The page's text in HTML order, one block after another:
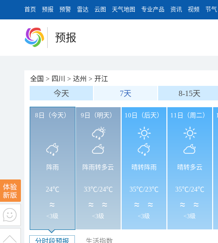
首页 预报 预警 雷达 云图 天气地图 专业产品 资讯 视频 节气
预报
全国 > 四川 > 达州 > 开江
今天 7天 8-15天
8日（今天）
阵雨
24℃
<3级
9日（明天）
阵雨转多云
33℃/24℃
<3级
10日（后天）
晴转阵雨
35℃/23℃
<3级
11日（周二）
晴转多云
35℃/24℃
<3级
分时段预报 生活指数